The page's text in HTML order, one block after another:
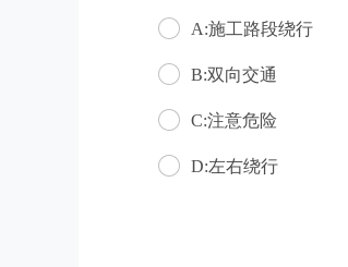
A:施工路段绕行
B:双向交通
C:注意危险
D:左右绕行